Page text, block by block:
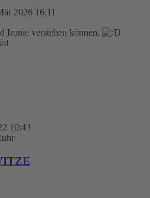
2026 16:11
Ironie verstehen können.
10:43